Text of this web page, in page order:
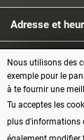
Adresse et
Service
Informations
Modes de
Nous utilisons des
exemple pour le
à te fournir une
Tu acceptes les
plus d'informations